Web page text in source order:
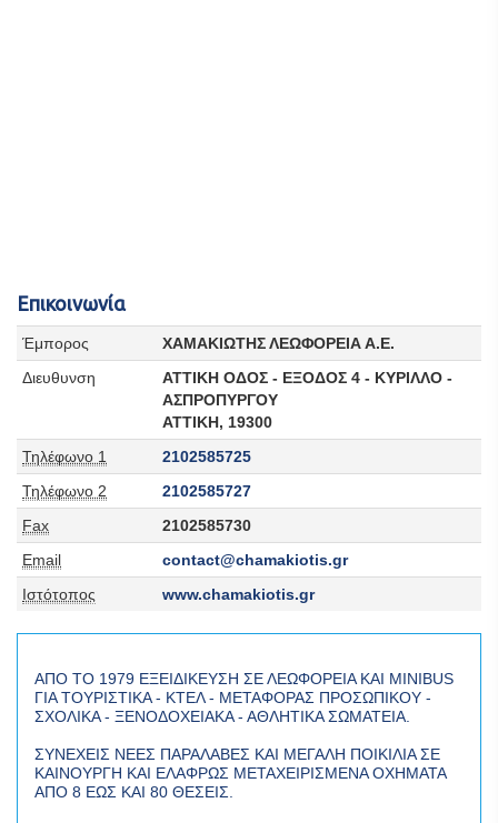
Επικοινωνία
Έμπορος
ΧΑΜΑΚΙΩΤΗΣ ΛΕΩΦΟΡΕΙΑ Α.Ε.
Διευθυνση
ΑΤΤΙΚΗ ΟΔΟΣ - ΕΞΟΔΟΣ 4 - ΚΥΡΙΛΛΟ -
ΑΣΠΡΟΠΥΡΓΟΥ
ΑΤΤΙΚΗ, 19300
Τηλέφωνο 1
2102585725
Τηλέφωνο 2
2102585727
Fax
2102585730
Email
contact@chamakiotis.gr
Ιστότοπος
www.chamakiotis.gr
ΑΠΟ ΤΟ 1979 ΕΞΕΙΔΙΚΕΥΣΗ ΣΕ ΛΕΩΦΟΡΕΙΑ ΚΑΙ MINIBUS
ΓΙΑ ΤΟΥΡΙΣΤΙΚΑ - ΚΤΕΛ - ΜΕΤΑΦΟΡΑΣ ΠΡΟΣΩΠΙΚΟΥ -
ΣΧΟΛΙΚΑ - ΞΕΝΟΔΟΧΕΙΑΚΑ - ΑΘΛΗΤΙΚΑ ΣΩΜΑΤΕΙΑ.
ΣΥΝΕΧΕΙΣ ΝΕΕΣ ΠΑΡΑΛΑΒΕΣ KAI ΜΕΓΑΛΗ ΠΟΙΚΙΛΙΑ ΣΕ
ΚΑΙΝΟΥΡΓΗ ΚΑΙ ΕΛΑΦΡΩΣ ΜΕΤΑΧΕΙΡΙΣΜΕΝΑ ΟΧΗΜΑΤΑ
ΑΠΟ 8 ΕΩΣ ΚΑΙ 80 ΘΕΣΕΙΣ.